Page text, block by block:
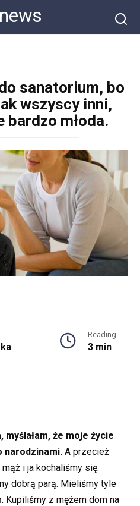
sanatorium, bo
wszyscy inni,
bardzo młoda.
Reading
3 min
że moje życie
narodzinami. A przecież
i ja kochaliśmy się.
dobrą parą. Mieliśmy tyle
Kupiliśmy z mężem dom na